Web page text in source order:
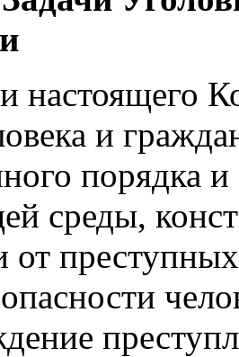
настоящего
и
порядка
среды,
преступных